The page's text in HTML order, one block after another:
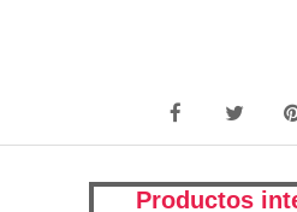
Productos